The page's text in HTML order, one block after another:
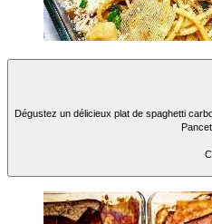
Dégustez un délicieux plat de spaghetti